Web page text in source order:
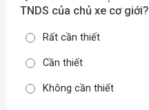
TNDS của chủ xe cơ giới?
Rất cần thiết
Cần thiết
Không cần thiết